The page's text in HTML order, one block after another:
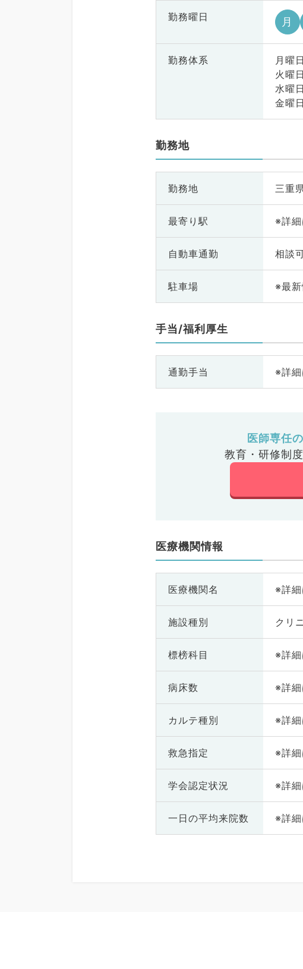
勤務曜日 月
勤務体系
月曜
火曜
水曜
金曜
勤務地
勤務地 三重
最寄り駅 ※詳
自動車通勤 相談
駐車場 ※最
手当/福利厚生
通勤手当 ※詳
医師専任
教育・研修制
医療機関情報
医療機関名 ※詳
施設種別 クリ
標榜科目 ※詳
病床数 ※詳
カルテ種別 ※詳
救急指定 ※詳
学会認定状況 ※詳
一日の平均来院数 ※詳